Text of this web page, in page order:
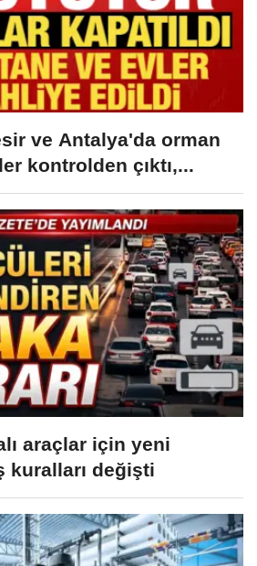
ve Antalya'da orman
kontrolden çıktı,...
araçlar için yeni
kuralları değişti